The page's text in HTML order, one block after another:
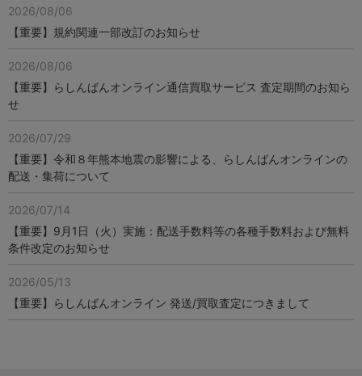
2026/08/06
【重要】規約関連一部改訂のお知らせ
2026/08/06
【重要】らしんばんオンライン通信買取サービス 査定期間のお知ら
せ
2026/07/29
【重要】令和８年熊本地震の影響による、らしんばんオンラインの
配送・集荷について
2026/07/14
【重要】9月1日（火）実施：配送手数料等の各種手数料および無料
条件改定のお知らせ
2026/05/13
【重要】らしんばんオンライン 発送/買取査定につきまして